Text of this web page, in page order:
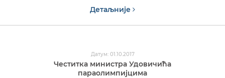
Детаљније
Датум: 01.10.2017
Честитка министра Удовичића
параолимпијцима